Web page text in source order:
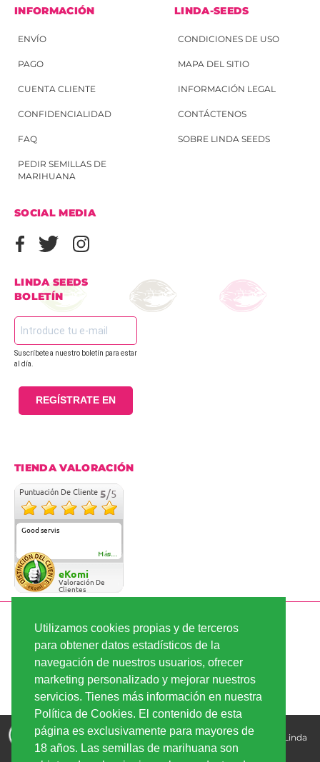
Utilizamos cookies propias y de terceros
para obtener datos estadísticos de la
navegación de nuestros usuarios, ofrecer
marketing personalizado y mejorar nuestros
servicios. Tienes más información en nuestra
Política de Cookies. El contenido de esta
página es exclusivamente para mayores de
18 años. Las semillas de marihuana son
INFORMACIÓN
ENVÍO
PAGO
CUENTA CLIENTE
CONFIDENCIALIDAD
FAQ
PEDIR SEMILLAS DE
MARIHUANA
LINDA-SEEDS
CONDICIONES DE USO
MAPA DEL SITIO
INFORMACIÓN LEGAL
CONTÁCTENOS
SOBRE LINDA SEEDS
SOCIAL MEDIA
LINDA SEEDS
BOLETÍN
Suscríbete a nuestro boletín para estar
al día.
REGÍSTRATE EN
TIENDA VALORACIÓN
Puntuación De Cliente 5/5
Good servis
Más...
eKomi
Valoración De
Clientes
PAGO SEGURO
ENVÍO RÁPIDO
Comprar semillas de marihuana - la mejor calidad, los
mejores precios | Copyright © 2026 Linda-Seeds.com | Linda
Semilla